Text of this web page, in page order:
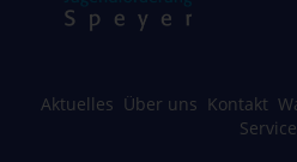
Aktuelles Über uns Kontakt
Service